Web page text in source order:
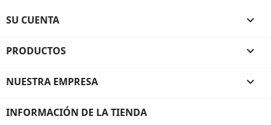
SU CUENTA 
PRODUCTOS 
NUESTRA EMPRESA 
INFORMACIÓN DE LA TIENDA